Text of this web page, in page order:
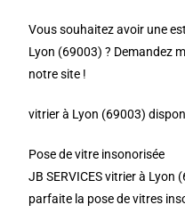
Vous souhaitez avoir une
Lyon (69003) ? Demandez
notre site !
vitrier à Lyon (69003)
Pose de vitre insonorisée
JB SERVICES vitrier à Lyon
parfaite la pose de vitres